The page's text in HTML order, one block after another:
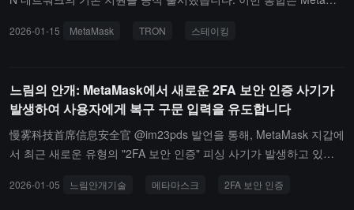
추진하는 것을 목표로 하고 있습니다. 사용자는 이제 MetaMask 내에
지원합니다.또한, 이번 업데이트는 TRON 네트워크에서 USDT를 전
송하고 TRX를 스테이킹하는 것도 지원합니다. 현재 TRON 네트워크
의 일일 스테이블코인 전송 거래액은 210억 달러를 초과합니다.
2026-01-15 MetaMask TRON 스테이킹
느림의 안개: MetaMask에서 새로운 2FA 보안 인증 사기가
발생하여 사용자에게 복구 구문 입력을 유도합니다
慢雾科技首席信息安全官 @im23pds 발언을 통해, MetaMask 지갑에
서 최근 새로운 유형의 "2FA 보안 인증" 피싱 사기가 발생하고 있음
용자가 이른바 이중 인증 프로세스를 완료하도록 유도하며, 실제로는
2026-01-05 느림안개기술 메타마스크 2FA 보안 인증